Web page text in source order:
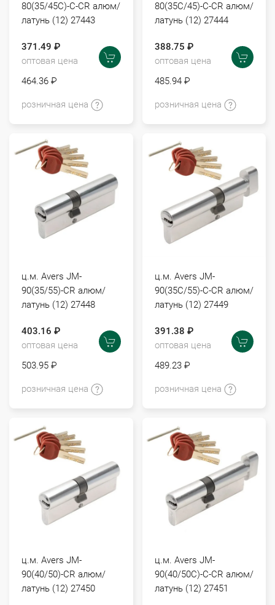
80(35/45С)-С-CR алюм/
латунь (12) 27443
371.49 ₽
оптовая цена
464.36 ₽
розничная цена
80(35С/45)-С-CR алюм/
латунь (12) 27444
388.75 ₽
оптовая цена
485.94 ₽
розничная цена
ц.м. Avers JM-
90(35/55)-CR алюм/
латунь (12) 27448
403.16 ₽
оптовая цена
503.95 ₽
розничная цена
ц.м. Avers JM-
90(35С/55)-С-CR алюм/
латунь (12) 27449
391.38 ₽
оптовая цена
489.23 ₽
розничная цена
ц.м. Avers JM-
90(40/50)-CR алюм/
латунь (12) 27450
ц.м. Avers JM-
90(40/50С)-C-CR алюм/
латунь (12) 27451